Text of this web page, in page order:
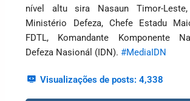
nível altu sira Nasaun Timor-
Ministério Defeza, Chefe Estadu
FDTL, Komandante Komponente
Defeza Nasionál (IDN).#MediaIDN
Visualizações de posts: 4,338